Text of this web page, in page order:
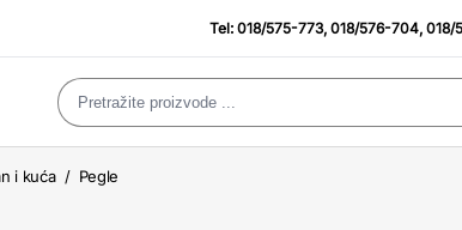
Tel:018/575-773,018/576-704,018/
i kuća / Pegle